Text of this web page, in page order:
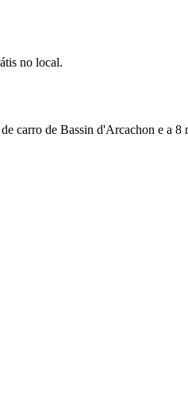
no local.
carro de Bassin d'Arcachon e a 8